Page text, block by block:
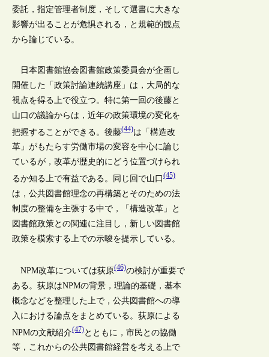
委託，指定管理者制度，そして選書に大きな
影響が出ることが危惧される，と規範的観点
から論じている。
日本図書館協会図書館政策委員会が企画し
開催した「政策討論連続講座」は，大局的な
視点を得る上で役立つ。特に第一回の後藤と
山口の議論からは，近年の政策環境の変化を
把握することができる。後藤(44)は「構造改
革」がもたらす労働市場の変容を中心に論じ
ているが，改革が歴史的にどう位置づけられ
るか知る上で有益である。同じ回で山口(45)
は，公共図書館理念の再構築とそのための法
制度の整備を主張する中で，「構造改革」と
図書館政策との関連に注目し，新しい図書館
政策を模索する上での示唆を提示している。
NPM改革については荻原(46)の検討が重要で
ある。荻原はNPMの背景，理論的基礎，基本
概念などを整理した上で，公共図書館への導
入における論点をまとめている。荻原による
NPMの文献紹介(47)とともに，市民との協働
等，これからの公共図書館経営を考える上で